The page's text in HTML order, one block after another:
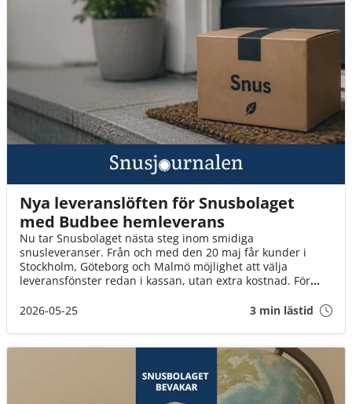
Nya leveranslöften för Snusbolaget
med Budbee hemleverans
Nu tar Snusbolaget nästa steg inom smidiga
snusleveranser. Från och med den 20 maj får kunder i
Stockholm, Göteborg och Malmö möjlighet att välja
leveransfönster redan i kassan, utan extra kostnad. För
och slippa vänta hemma hela kvällen på sitt paket.
2026-05-25 3 min lästid